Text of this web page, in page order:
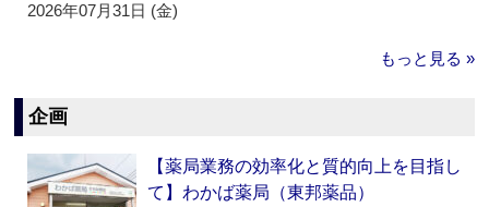
2026年07月31日 (金)
もっと見る »
企画
【薬局業務の効率化と質的向上を目指し
て】わかば薬局（東邦薬品）